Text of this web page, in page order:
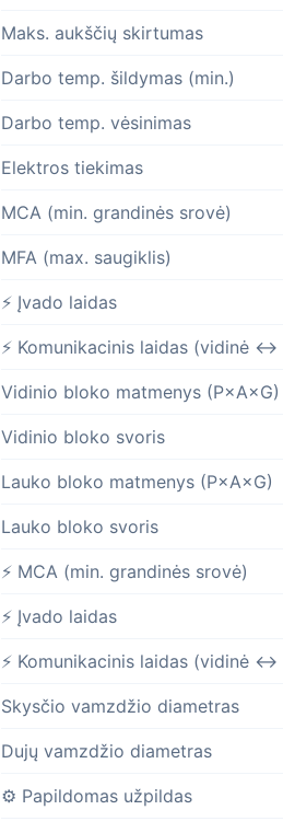
Maks. aukščių skirtumas
Darbo temp. šildymas (min.)
Darbo temp. vėsinimas
Elektros tiekimas
MCA (min. grandinės srovė)
MFA (max. saugiklis)
⚡ Įvado laidas
⚡ Komunikacinis laidas (vidinė ↔
Vidinio bloko matmenys (P×A×G)
Vidinio bloko svoris
Lauko bloko matmenys (P×A×G)
Lauko bloko svoris
⚡ MCA (min. grandinės srovė)
⚡ Įvado laidas
⚡ Komunikacinis laidas (vidinė ↔
Skysčio vamzdžio diametras
Dujų vamzdžio diametras
⚙️ Papildomas užpildas